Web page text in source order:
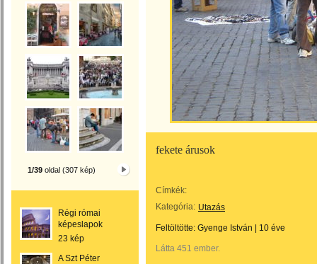
1/39 oldal (307 kép)
Régi római
képeslapok
23 kép
A Szt Péter
fekete árusok
Címkék:
Kategória: Utazás
Feltöltötte: Gyenge István 10 éve
Látta 451 ember.